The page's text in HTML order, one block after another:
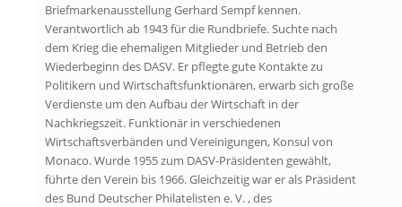
Briefmarkenausstellung Gerhard Sempf kennen.
Verantwortlich ab 1943 für die Rundbriefe. Suchte nach
dem Krieg die ehemaligen Mitglieder und Betrieb den
Wiederbeginn des DASV. Er pflegte gute Kontakte zu
Politikern und Wirtschaftsfunktionären, erwarb sich große
Verdienste um den Aufbau der Wirtschaft in der
Nachkriegszeit. Funktionär in verschiedenen
Wirtschaftsverbänden und Vereinigungen, Konsul von
Monaco. Wurde 1955 zum DASV-Präsidenten gewählt,
führte den Verein bis 1966. Gleichzeitig war er als Präsident
des Bund Deutscher Philatelisten e. V. , des